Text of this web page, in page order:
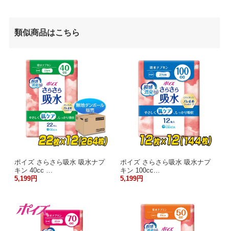
類似商品はこちら
ポイズ さらさら吸水 吸水ナプ
キン 40cc …
5,199円
ポイズ さらさら吸水 吸水ナプ
キン 100cc…
5,199円